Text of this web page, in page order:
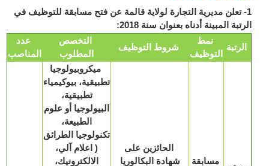
تعلن مديرية التجارة لولاية قالمة عن فتح مسابقة للتوظيف في
المبينة أدناه بعنوان سنة 2018:
عدد
المناصب
التخصص
المطلوب
شروط التوظيف
التوظيف
ميكروبيولوجيا
تطبيقية، بيوكيمياء
تطبيقية،
البيولوجيا أو علوم
الطبيعة،
تكنولوجيا الطرائق
( اعلام آلي،
الالكترونيك،
الحائزين على
شهادة البكالوريا
مسابقة